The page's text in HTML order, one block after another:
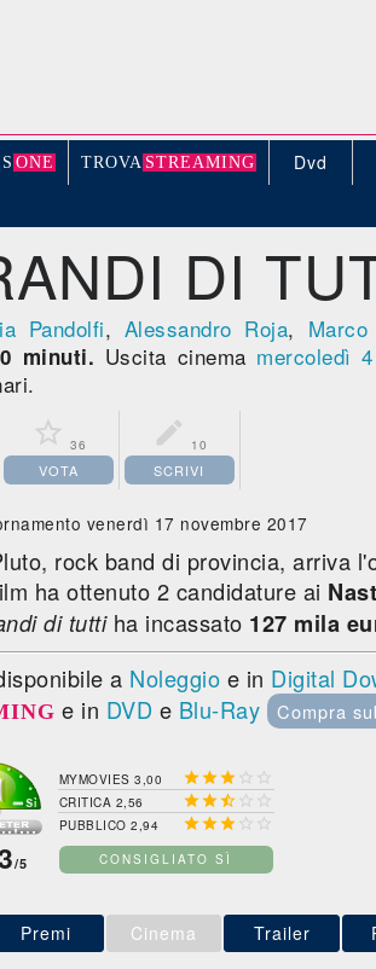
S ONE TROVA STREAMING Dvd
DI
Pandolfi, Alessandro Roja,
minuti. Uscita cinema mercoledì 4
 36
VOTA
 10
SCRIVI
venerdì 17 novembre 2017
rock band di provincia, arriva
ha ottenuto 2 candidature ai
di tuttiha incassato 127 mila
a Noleggio e in Digital
e in DVD e Blu-Ray Compra
/5
MYMOVIES 3,00   
CRITICA 2,56   
PUBBLICO 2,94   
CONSIGLIATO SÌ
Premi Cinema Trailer